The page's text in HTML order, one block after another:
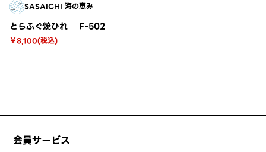
SASAICHI 海の恵み
とらふぐ焼ひれ F-502
￥8,100(税込)
会員サービス